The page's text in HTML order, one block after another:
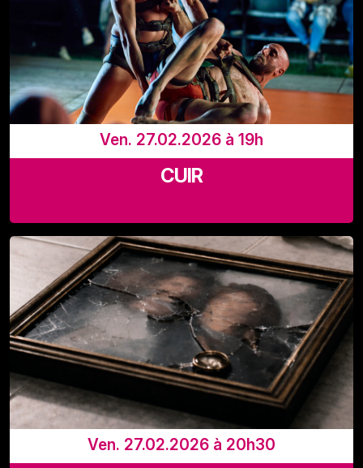
Ven. 27.02.2026 à 19h
CUIR
LaVallée, Rue Adolphe Lavallée 39, 1080 Bruxelles
Ven. 27.02.2026 à 20h30